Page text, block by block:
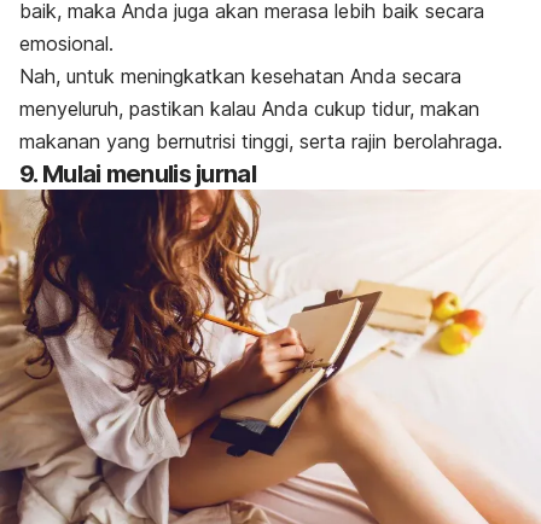
baik, maka Anda juga akan merasa lebih baik secara
emosional.
Nah, untuk meningkatkan kesehatan Anda secara
menyeluruh, pastikan kalau Anda cukup tidur, makan
makanan yang bernutrisi tinggi, serta rajin berolahraga.
9. Mulai menulis jurnal